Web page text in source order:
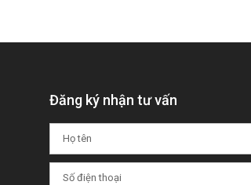
Đăng ký nhận tư vấn